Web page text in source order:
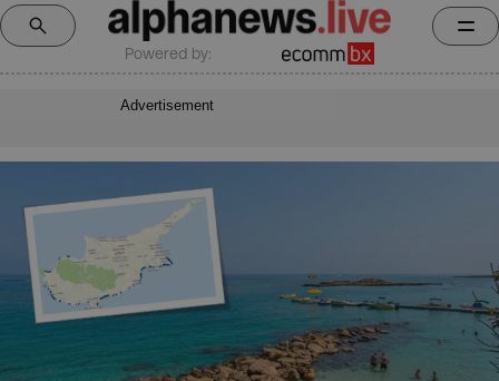
Powered by:
Advertisement